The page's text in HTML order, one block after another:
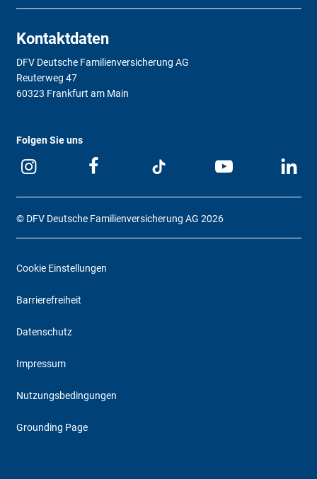
Kontaktdaten
DFV Deutsche Familienversicherung AG
Reuterweg 47
60323 Frankfurt am Main
Folgen Sie uns
© DFV Deutsche Familienversicherung AG 2026
Cookie Einstellungen
Barrierefreiheit
Datenschutz
Impressum
Nutzungsbedingungen
Grounding Page